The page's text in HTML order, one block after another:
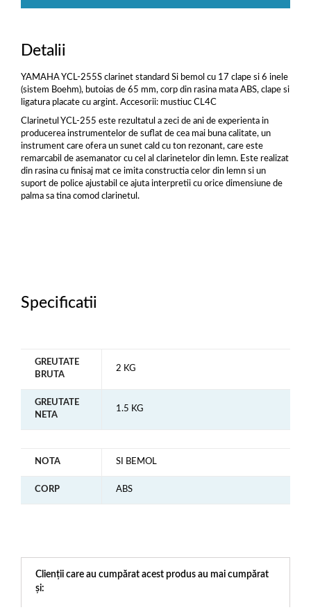
Detalii
YAMAHA YCL-255S clarinet standard Si bemol cu 17 clape si 6 inele
(sistem Boehm), butoias de 65 mm, corp din rasina mata ABS, clape si
ligatura placate cu argint. Accesorii: mustiuc CL4C
Clarinetul YCL-255 este rezultatul a zeci de ani de experienta in
producerea instrumentelor de suflat de cea mai buna calitate, un
instrument care ofera un sunet cald cu ton rezonant, care este
remarcabil de asemanator cu cel al clarinetelor din lemn. Este realizat
din rasina cu finisaj mat ce imita constructia celor din lemn si un
suport de police ajustabil ce ajuta interpretii cu orice dimensiune de
palma sa tina comod clarinetul.
Specificatii
GREUTATE
BRUTA
2 KG
GREUTATE
NETA
1.5 KG
NOTA SI BEMOL
CORP ABS
Clienții care au cumpărat acest produs au mai cumpărat
și: